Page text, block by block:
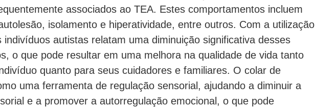
associados ao TEA. Estes comportamentos incluem
isolamento e hiperatividade, entre outros. Com a utilização
indivíduos autistas relatam uma diminuição significativa desses
o que pode resultar em uma melhora na qualidade de vida tanto
quanto para seus cuidadores e familiares. O colar de
uma ferramenta de regulação sensorial, ajudando a diminuir a
e a promover a autorregulação emocional, o que pode